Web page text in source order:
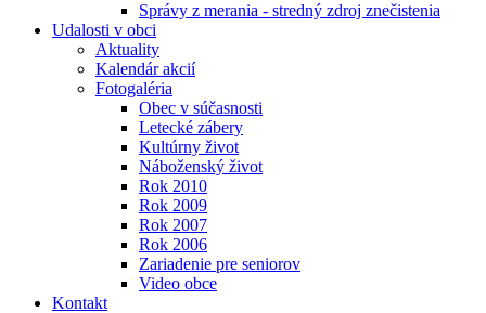
Správy z merania - stredný zdroj znečistenia
Udalosti v obci
Aktuality
Kalendár akcií
Fotogaléria
Obec v súčasnosti
Letecké zábery
Kultúrny život
Náboženský život
Rok 2010
Rok 2009
Rok 2007
Rok 2006
Zariadenie pre seniorov
Video obce
Kontakt